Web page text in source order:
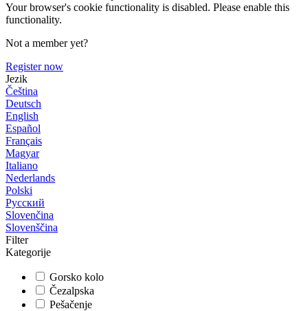
Your browser's cookie functionality is disabled. Please enable this
functionality.
Not a member yet?
Register now
Jezik
Čeština
Deutsch
English
Español
Français
Magyar
Italiano
Nederlands
Polski
Русский
Slovenčina
Slovenščina
Filter
Kategorije
Gorsko kolo
Čezalpska
Pešačenje